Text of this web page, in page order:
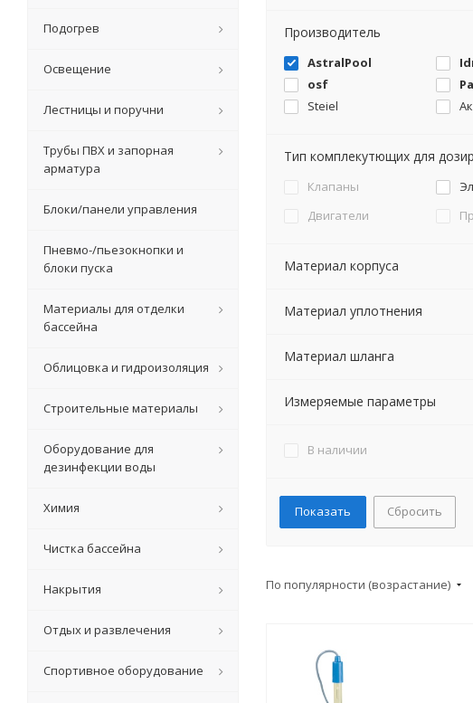
Производитель
AstralPool
osf
Steiel
Тип комплекутющих для
Клапаны
Двигатели
Материал корпуса
Материал уплотнения
Материал шланга
Измеряемые параметры
В наличии
Сбросить
По популярности (возрастание)
Подогрев
Освещение
Лестницы и поручни
Трубы ПВХ и запорная
арматура
Блоки/панели управления
Пневмо-/пьезокнопки и
блоки пуска
Материалы для отделки
бассейна
Облицовка и гидроизоляция
Строительные материалы
Оборудование для
дезинфекции воды
Химия
Чистка бассейна
Накрытия
Отдых и развлечения
Спортивное оборудование